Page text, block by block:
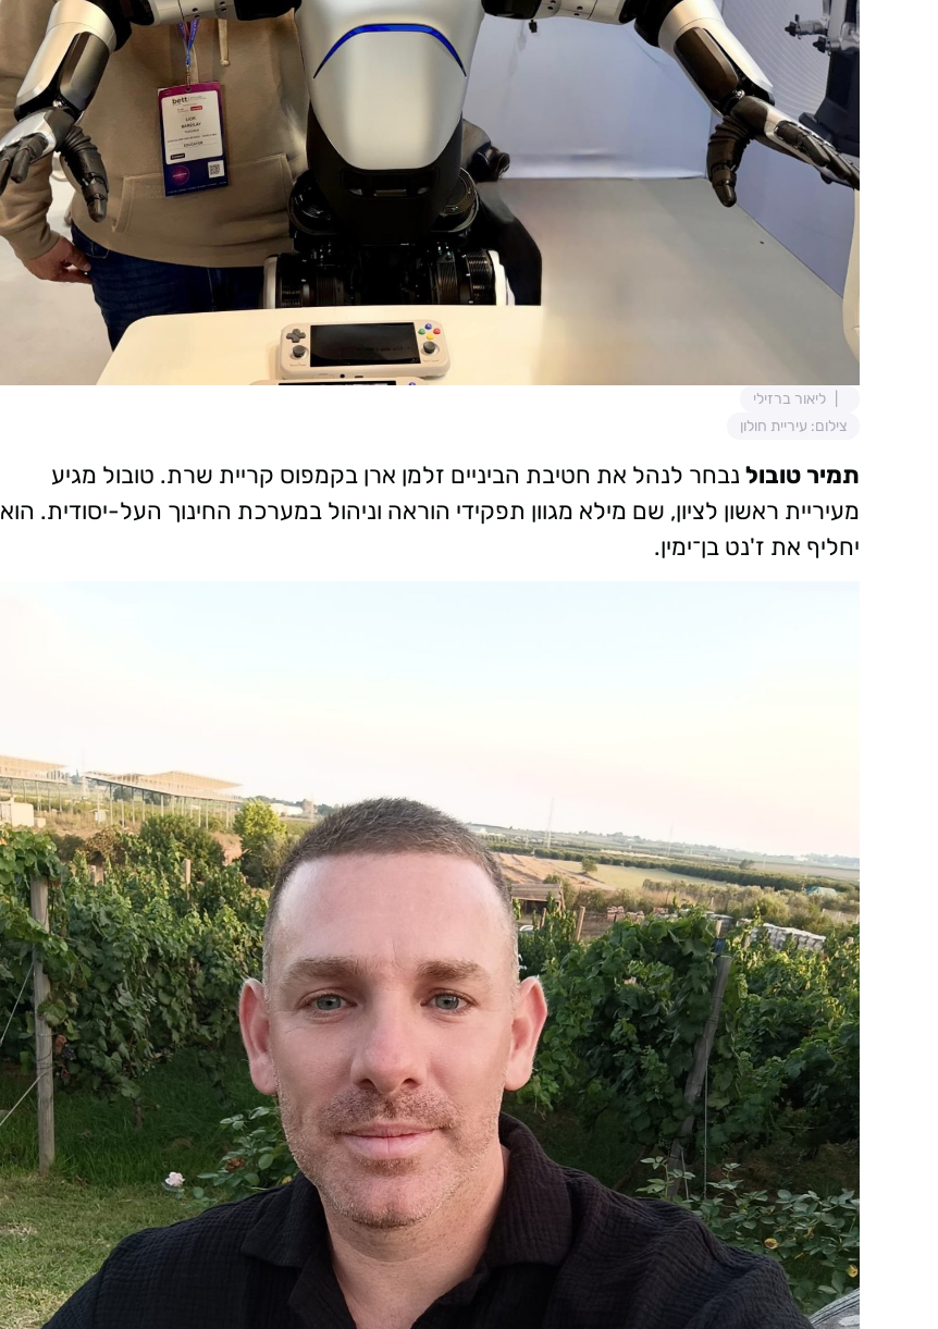
ליאור ברזילי
צילום: עיריית חולון
תמיר טובול נבחר לנהל את חטיבת הביניים זלמן ארן בקמפוס קריית שרת. טובול מגיע
מעיריית ראשון לציון, שם מילא מגוון תפקידי הוראה וניהול במערכת החינוך העל-יסודית. הוא
יחליף את ז'נט בן־ימין.